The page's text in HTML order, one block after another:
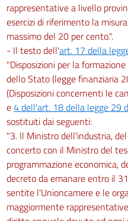
rappresentative a livello
esercizi di riferimento la
massimo del 20 per cento.".
- Il testo dell'art. 17 della
"Disposizioni per la
dello Stato (legge finanziaria
(Disposizioni concernenti le
e4 dell'art. 18 della legge 29
sostituiti dai seguenti:
"3. Il Ministro dell'industria,
concerto con il Ministro del
programmazione economica,
decreto da emanare entro il
sentite l'Unioncamere e le
maggiormente